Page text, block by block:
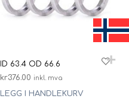
ID 63.4 OD 66.6
kr376.00 inkl. mva
LEGG I HANDLEKURV